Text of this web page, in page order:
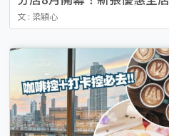
袋
文 : 梁穎心